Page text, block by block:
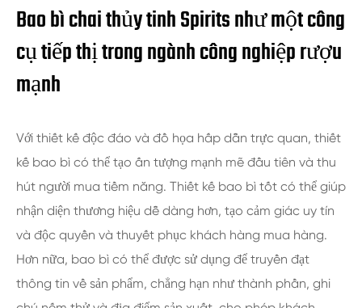
Bao bì chai thủy tinh Spirits như một công
cụ tiếp thị trong ngành công nghiệp rượu
mạnh
Với thiết kế độc đáo và đồ họa hấp dẫn trực quan, thiết
kế bao bì có thể tạo ấn tượng mạnh mẽ đầu tiên và thu
hút người mua tiềm năng. Thiết kế bao bì tốt có thể giúp
nhận diện thương hiệu dễ dàng hơn, tạo cảm giác uy tín
và độc quyền và thuyết phục khách hàng mua hàng.
Hơn nữa, bao bì có thể được sử dụng để truyền đạt
thông tin về sản phẩm, chẳng hạn như thành phần, ghi